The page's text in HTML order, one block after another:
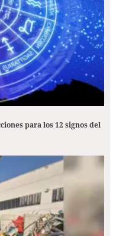
para los 12 signos del